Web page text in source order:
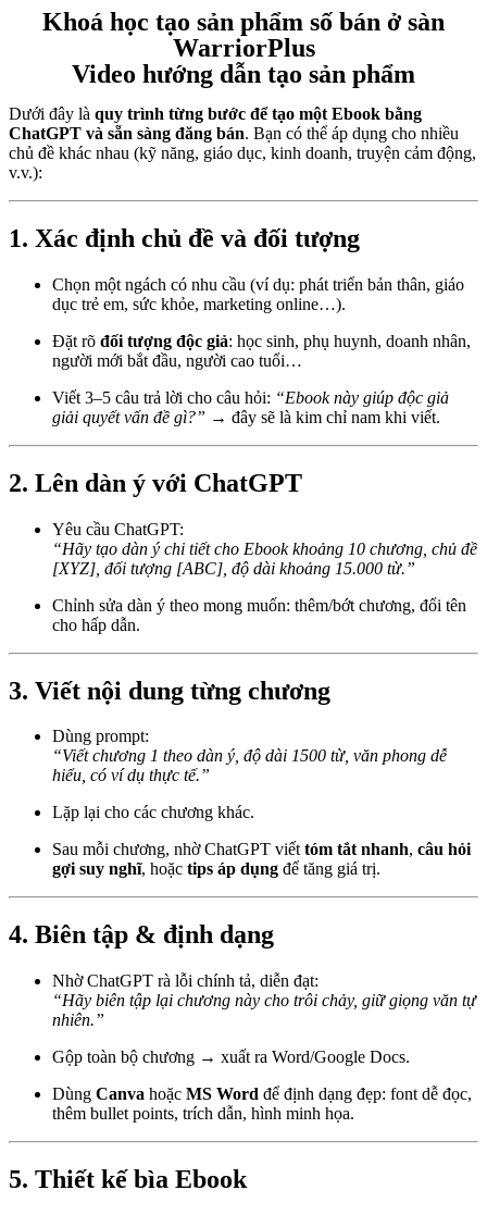
Khoá học tạo sản phẩm số bán ở sàn
WarriorPlus
Video hướng dẫn tạo sản phẩm
Dưới đây là quy trình từng bước để tạo một Ebook bằng
ChatGPT và sẵn sàng đăng bán. Bạn có thể áp dụng cho nhiều
chủ đề khác nhau (kỹ năng, giáo dục, kinh doanh, truyện cảm động,
v.v.):
1. Xác định chủ đề và đối tượng
Chọn một ngách có nhu cầu (ví dụ: phát triển bản thân, giáo
dục trẻ em, sức khỏe, marketing online…).
Đặt rõ đối tượng độc giả: học sinh, phụ huynh, doanh nhân,
người mới bắt đầu, người cao tuổi…
Viết 3–5 câu trả lời cho câu hỏi: “Ebook này giúp độc giả
giải quyết vấn đề gì?” → đây sẽ là kim chỉ nam khi viết.
2. Lên dàn ý với ChatGPT
Yêu cầu ChatGPT:
“Hãy tạo dàn ý chi tiết cho Ebook khoảng 10 chương, chủ đề
[XYZ], đối tượng [ABC], độ dài khoảng 15.000 từ.”
Chỉnh sửa dàn ý theo mong muốn: thêm/bớt chương, đổi tên
cho hấp dẫn.
3. Viết nội dung từng chương
Dùng prompt:
“Viết chương 1 theo dàn ý, độ dài 1500 từ, văn phong dễ
hiểu, có ví dụ thực tế.”
Lặp lại cho các chương khác.
Sau mỗi chương, nhờ ChatGPT viếttóm tắt nhanh, câu hỏi
gợi suy nghĩ, hoặc tips áp dụng để tăng giá trị.
4. Biên tập & định dạng
Nhờ ChatGPT rà lỗi chính tả, diễn đạt:
“Hãy biên tập lại chương này cho trôi chảy, giữ giọng văn tự
nhiên.”
Gộp toàn bộ chương → xuất ra Word/Google Docs.
Dùng Canva hoặc MS Word để định dạng đẹp: font dễ đọc,
thêm bullet points, trích dẫn, hình minh họa.
5. Thiết kế bìa Ebook